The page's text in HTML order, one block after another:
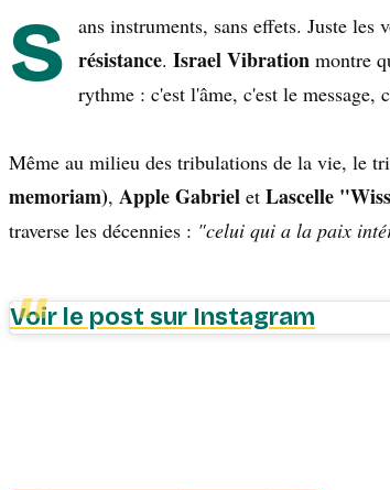
S ans instruments, sans effets. Juste les
résistance. Israel Vibration montre
rythme : c'est l'âme, c'est le
Même au milieu des tribulations de la vie, le
memoriam), Apple Gabriel et Lascelle
traverse les décennies : "celui qui a la paix
Voir le post sur Instagram